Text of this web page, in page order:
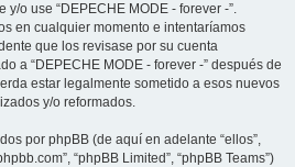
o use “DEPECHE MODE - forever -”.
en cualquier momento e intentaríamos
que los revisase por su cuenta
a “DEPECHE MODE - forever -” después de
estar legalmente sometido a esos nuevos
y/o reformados.
por phpBB (de aquí en adelante “ellos”,
“phpBB Limited”, “phpBB Teams”)